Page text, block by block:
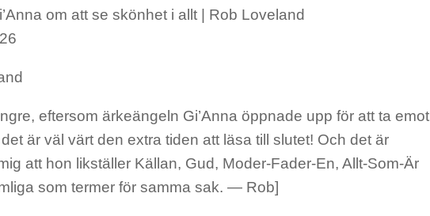
om att se skönhet i allt | Rob Loveland
eftersom ärkeängeln Gi’Anna öppnade upp för att ta emot
är väl värt den extra tiden att läsa till slutet! Och det är
att hon likställer Källan, Gud, Moder-Fader-En, Allt-Som-Är
som termer för samma sak. — Rob]